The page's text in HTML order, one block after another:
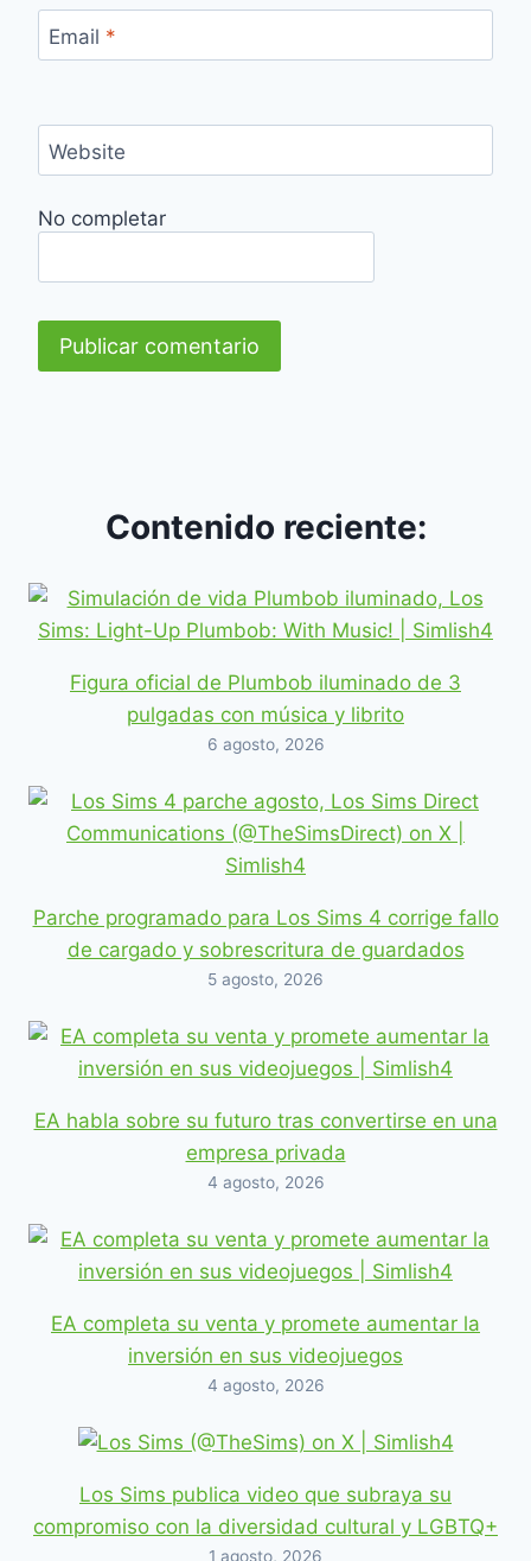
Email *
Website
No completar
Contenido reciente:
Figura oficial de Plumbob iluminado de 3
pulgadas con música y librito
6 agosto, 2026
Parche programado para Los Sims 4 corrige fallo
de cargado y sobrescritura de guardados
5 agosto, 2026
EA habla sobre su futuro tras convertirse en una
empresa privada
4 agosto, 2026
EA completa su venta y promete aumentar la
inversión en sus videojuegos
4 agosto, 2026
Los Sims publica video que subraya su
compromiso con la diversidad cultural y LGBTQ+
1 agosto, 2026